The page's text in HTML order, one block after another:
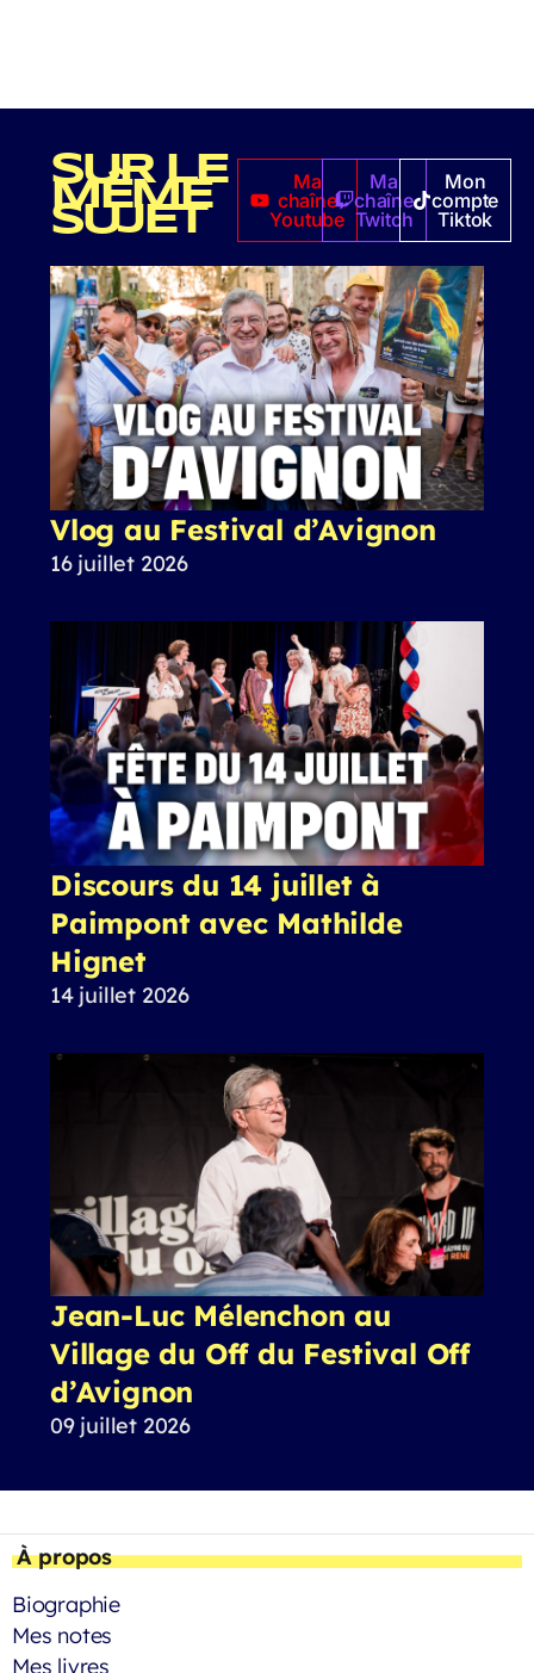
SUR LE
MÊME
SUJET
Ma
chaîne
Youtube
Ma
chaîne
Twitch
Mon
compte
Tiktok
Vlog au Festival d’Avignon
16 juillet 2026
Discours du 14 juillet à
Paimpont avec Mathilde
Hignet
14 juillet 2026
Jean-Luc Mélenchon au
Village du Off du Festival Off
d’Avignon
09 juillet 2026
À propos
Biographie
Mes notes
Mes livres